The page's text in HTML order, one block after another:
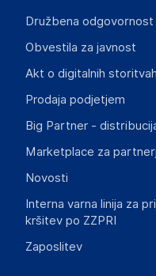
Družbena odgovornost
Obvestila za javnost
Akt o digitalnih storitvah
Prodaja podjetjem
Big Partner -
Marketplace za
Novosti
Interna varna linija za
kršitev po ZZPRI
Zaposlitev